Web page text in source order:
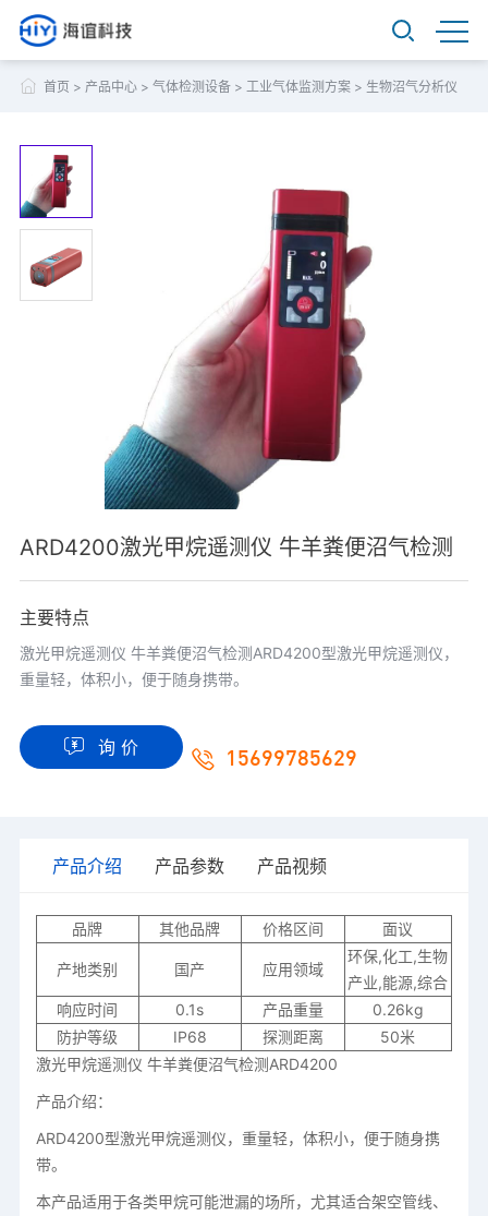
首页 > 产品中心> 气体检测设备> 工业气体监测方案> 生物沼气分析仪
ARD4200激光甲烷遥测仪 牛羊粪便沼气检测
主要特点
激光甲烷遥测仪 牛羊粪便沼气检测ARD4200型激光甲烷遥测仪，
重量轻，体积小，便于随身携带。
询 价 15699785629
产品介绍 产品参数 产品视频
品牌 其他品牌 价格区间 面议
产地类别 国产 应用领域
环保,化工,生物
产业,能源,综合
响应时间
0.1s 产品重量
0.26kg
防护等级
IP68 探测距离
50米
激光甲烷遥测仪 牛羊粪便沼气检测ARD4200
产品介绍：
ARD4200型激光甲烷遥测仪，重量轻，体积小，便于随身携
带。
本产品适用于各类甲烷可能泄漏的场所，尤其适合架空管线、